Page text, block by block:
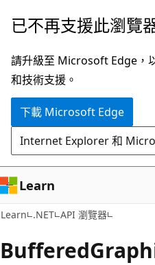
跳
主
要
內
跳
頁
面
內
覽
已不再支援此瀏覽
請升級至 Microsoft Edge，
和技術支援。
下載 Microsoft Edge
Internet Explorer 和
Learn
Learn .NET API 瀏覽器
Buffered